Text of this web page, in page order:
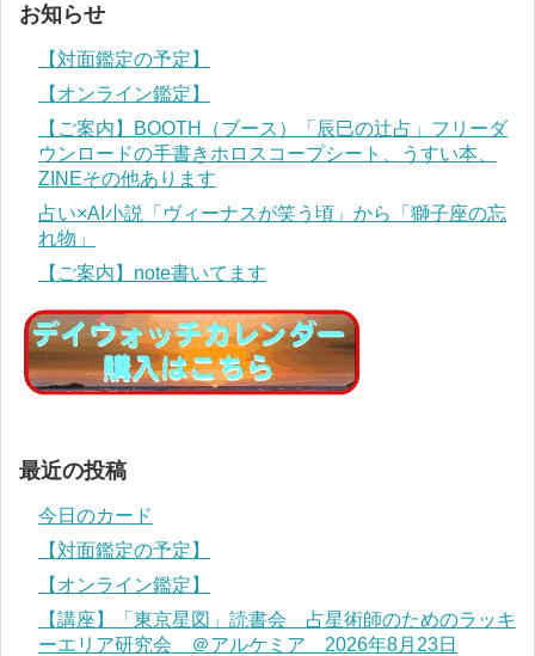
お知らせ
【対面鑑定の予定】
【オンライン鑑定】
【ご案内】BOOTH（ブース）「辰巳の辻占」フリーダ
ウンロードの手書きホロスコープシート、うすい本、
ZINEその他あります
占い×AI小説「ヴィーナスが笑う頃」から「獅子座の忘
れ物」
【ご案内】note書いてます
最近の投稿
今日のカード
【対面鑑定の予定】
【オンライン鑑定】
【講座】「東京星図」読書会 占星術師のためのラッキ
ーエリア研究会 ＠アルケミア 2026年8月23日